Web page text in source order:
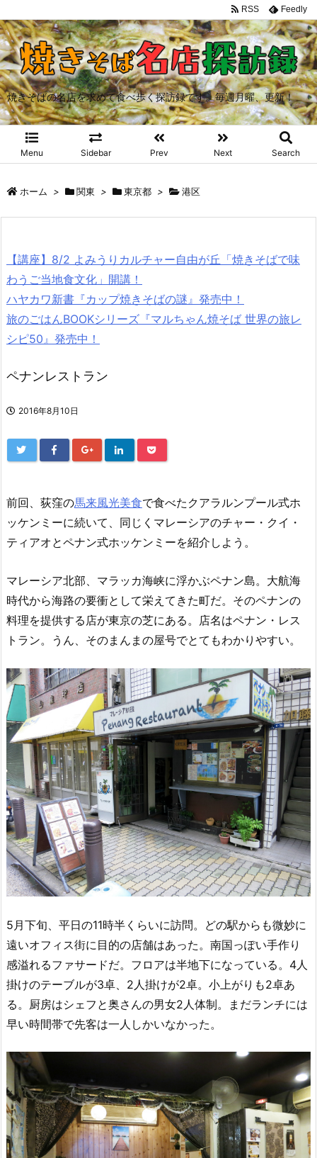
焼きそばの名店を求めて食べ歩く探訪録です。毎週月曜、更新！
Menu Sidebar Prev Next Search
RSS Feedly
ホーム > 関東 > 東京都 > 港区
【講座】8/2 よみうりカルチャー自由が丘「焼きそばで味
わうご当地食文化」開講！
ハヤカワ新書『カップ焼きそばの謎』発売中！
旅のごはんBOOKシリーズ『マルちゃん焼そば 世界の旅レ
シピ50』発売中！
ペナンレストラン
2016年8月10日
前回、荻窪の馬来風光美食で食べたクアラルンプール式ホ
ッケンミーに続いて、同じくマレーシアのチャー・クイ・
ティアオとペナン式ホッケンミーを紹介しよう。
マレーシア北部、マラッカ海峡に浮かぶペナン島。大航海
時代から海路の要衝として栄えてきた町だ。そのペナンの
料理を提供する店が東京の芝にある。店名はペナン・レス
トラン。うん、そのまんまの屋号でとてもわかりやすい。
5月下旬、平日の11時半くらいに訪問。どの駅からも微妙に
遠いオフィス街に目的の店舗はあった。南国っぽい手作り
感溢れるファサードだ。フロアは半地下になっている。4人
掛けのテーブルが3卓、2人掛けが2卓。小上がりも2卓あ
る。厨房はシェフと奥さんの男女2人体制。まだランチには
早い時間帯で先客は一人しかいなかった。